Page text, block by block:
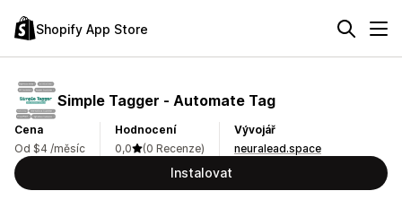
Shopify App Store
Simple Tagger ‑ Automate Tag
Cena
Od $4 /měsíc
Hodnocení
0,0
(0 Recenze)
Vývojář
neuralead.space
Instalovat